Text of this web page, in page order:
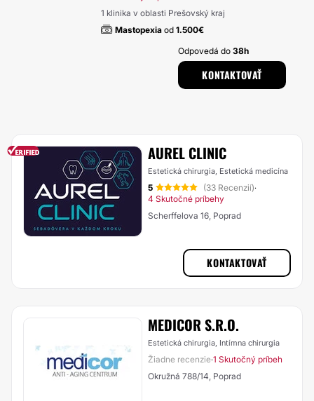
1 klinika v oblasti Prešovský kraj
Mastopexia od 1.500€
Odpovedá do38h
KONTAKTOVAŤ
AUREL CLINIC
Estetická chirurgia, Estetická medicína
5 (33 Recenzií)·
4 Skutočné príbehy
Scherffelova 16, Poprad
KONTAKTOVAŤ
MEDICOR S.R.O.
Estetická chirurgia, Intímna chirurgia
Žiadne recenzie·1 Skutočný príbeh
Okružná 788/14, Poprad